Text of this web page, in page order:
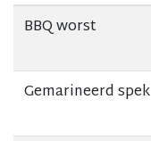
BBQ worst
Gemarineerd spek